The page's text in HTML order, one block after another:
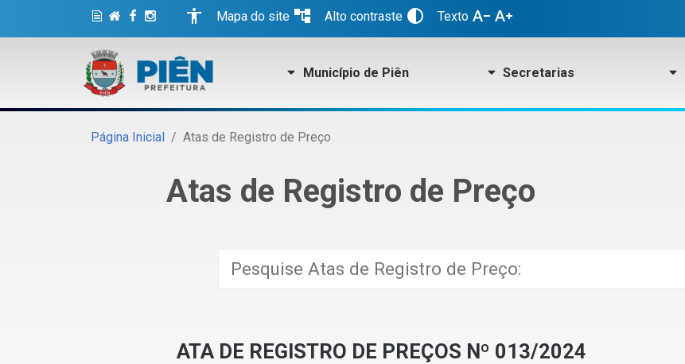
accessibility Mapa do site account_tree Alto contraste contrast Texto text_decrease text_increase
Município de Piên Secretarias
Página Inicial Atas de Registro de Preço
Atas de Registro de Preço
ATA DE REGISTRO DE PREÇOS Nº 013/2024